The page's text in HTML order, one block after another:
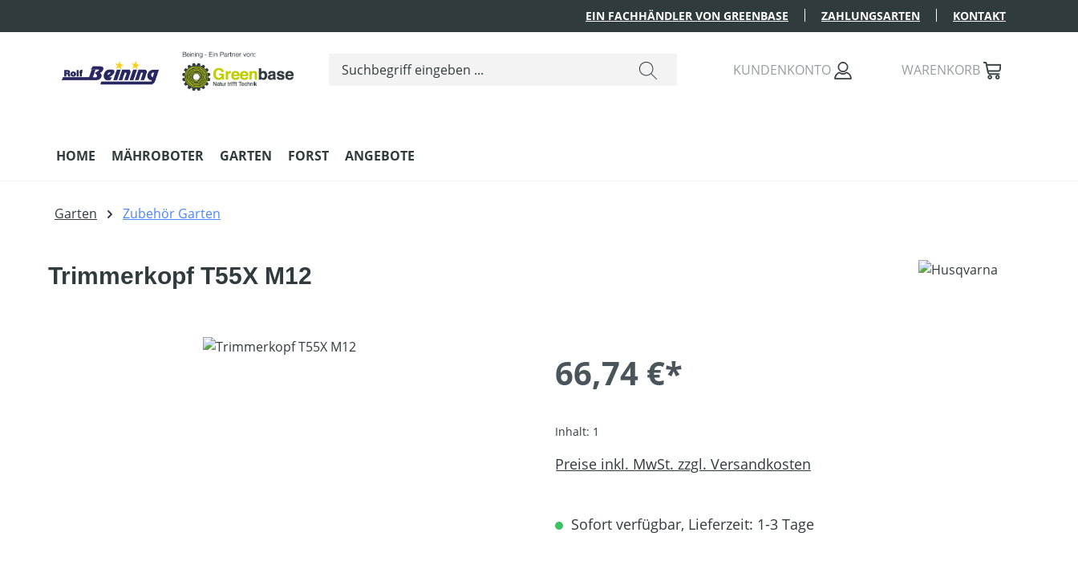
EIN FACHHÄNDLER VON GREENBASE ZAHLUNGSARTEN KONTAKT
KUNDENKONTO WARENKORB
HOME MÄHROBOTER GARTEN FORST ANGEBOTE
Garten Zubehör Garten
Trimmerkopf T55X M12
66,74 €*
Inhalt: 1
Preise inkl. MwSt. zzgl. Versandkosten
Sofort verfügbar, Lieferzeit: 1-3 Tage